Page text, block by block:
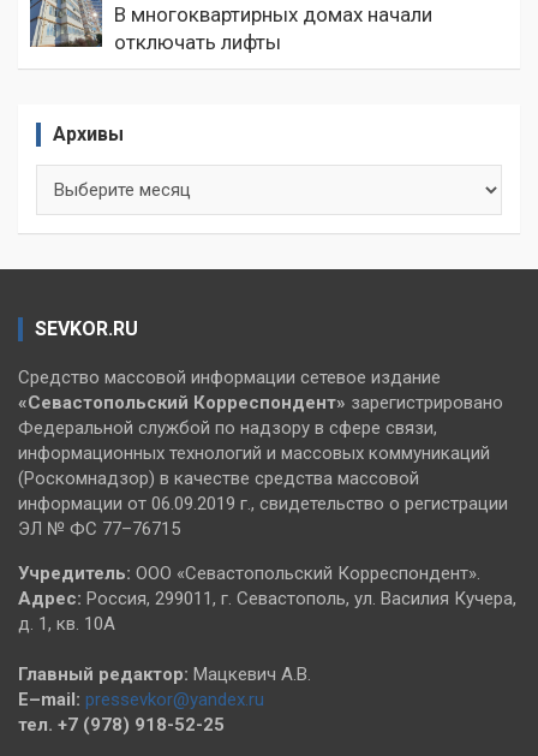
В многоквартирных домах начали
отключать лифты
Архивы
SEVKOR.RU
Средство массовой информации сетевое издание
«Севастопольский Корреспондент» зарегистрировано
Федеральной службой по надзору в сфере связи,
информационных технологий и массовых коммуникаций
(Роскомнадзор) в качестве средства массовой
информации от 06.09.2019 г., свидетельство о регистрации
ЭЛ № ФС 77–76715
Учредитель: ООО «Севастопольский Корреспондент».
Адрес: Россия, 299011, г. Севастополь, ул. Василия Кучера,
д. 1, кв. 10А
Главный редактор: Мацкевич А.В.
E–mail: pressevkor@yandex.ru
тел. +7 (978) 918-52-25